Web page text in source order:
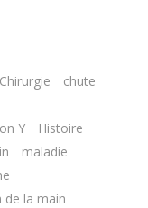
Chirurgie
chute
Y
Histoire
maladie
de la main